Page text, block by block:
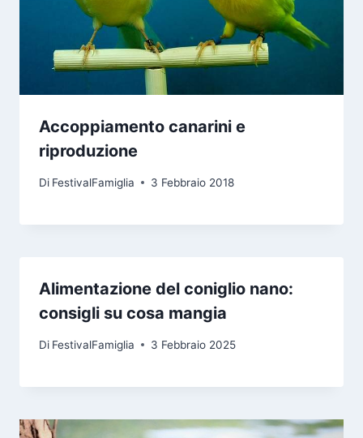
Accoppiamento canarini e
riproduzione
Di FestivalFamiglia 3 Febbraio 2018
Alimentazione del coniglio nano:
consigli su cosa mangia
Di FestivalFamiglia 3 Febbraio 2025